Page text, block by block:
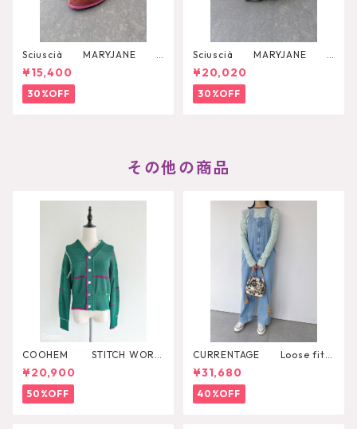
Sciuscià MARYJANE
（ROOIBOS TEA）
¥15,400
30%OFF
Sciuscià MARYJANE
（ARTICHOKE）
¥20,020
30%OFF
その他の商品
COOHEM STITCH WORK
KNIT CARDIGAN
¥20,900
50%OFF
CURRENTAGE Loose fitti
ng overall
¥31,680
40%OFF